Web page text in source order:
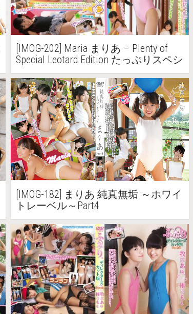
[IMOG-202] Maria まりあ – Plenty of
Special Leotard Edition たっぷりスペシ
ャル レオタード編
[IMOG-182] まりあ 純真無垢 ～ホワイ
トレーベル～Part4